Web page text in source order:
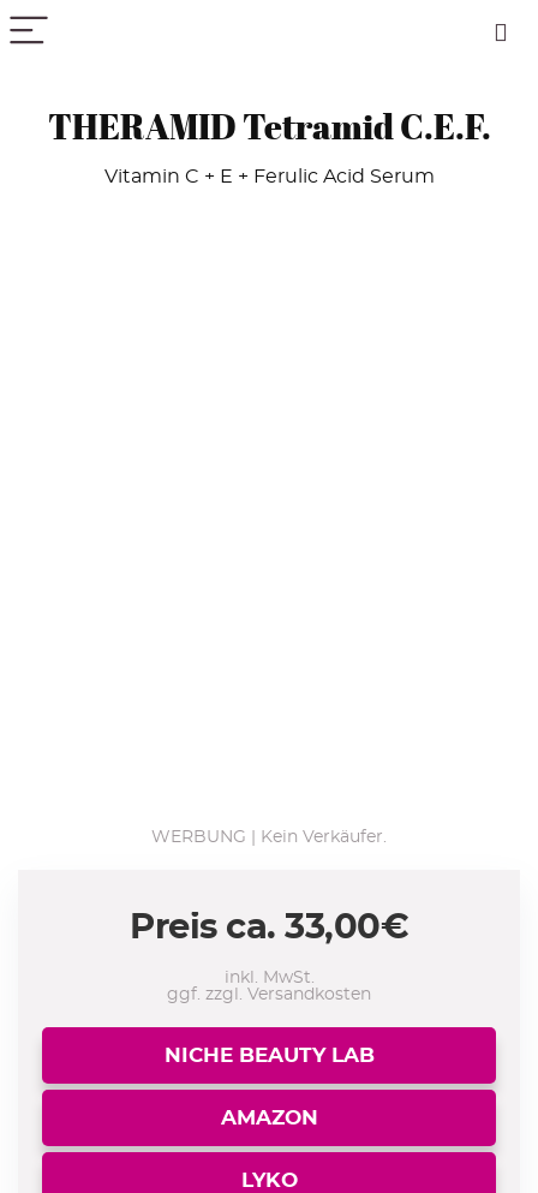
THERAMID Tetramid C.E.F.
Vitamin C + E + Ferulic Acid Serum
WERBUNG | Kein Verkäufer.
Preis ca. 33,00€
inkl. MwSt.
ggf. zzgl. Versandkosten
NICHE BEAUTY LAB
AMAZON
LYKO